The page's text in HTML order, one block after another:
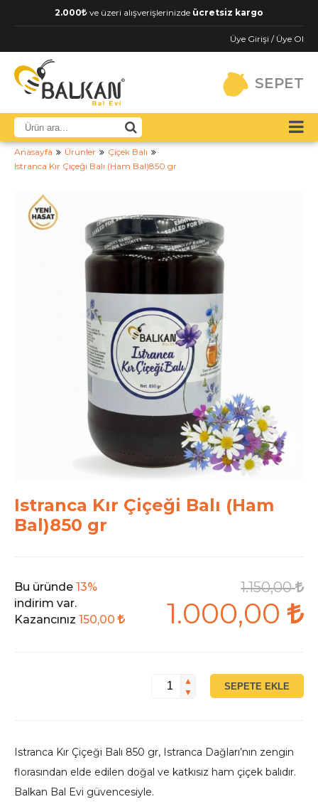
2.000 ve üzeri alışverişlerinizde ücretsiz kargo
Üye Girişi / Üye Ol
SEPET
Anasayfa Ürünler
Çiçek Balı
Istranca Kır Çiçeği Balı (Ham Bal)850 gr
Istranca Kır Çiçeği Balı (Ham
Bal)850 gr
Bu üründe 13%
indirim var.
Kazancınız 150,00
1.150,00
1.000,00
SEPETE EKLE
▲
▼
Istranca Kır Çiçeği Balı 850 gr, Istranca Dağları’nın zengin
florasından elde edilen doğal ve katkısız ham çiçek balıdır.
Balkan Bal Evi güvencesiyle.